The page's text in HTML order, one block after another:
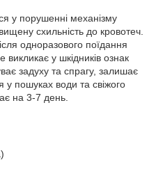
у порушенні механізму
схильність до кровотеч.
одноразового поїдання
у шкідників ознак
задуху та спрагу, залишає
у пошуках води та свіжого
на 3-7 день.